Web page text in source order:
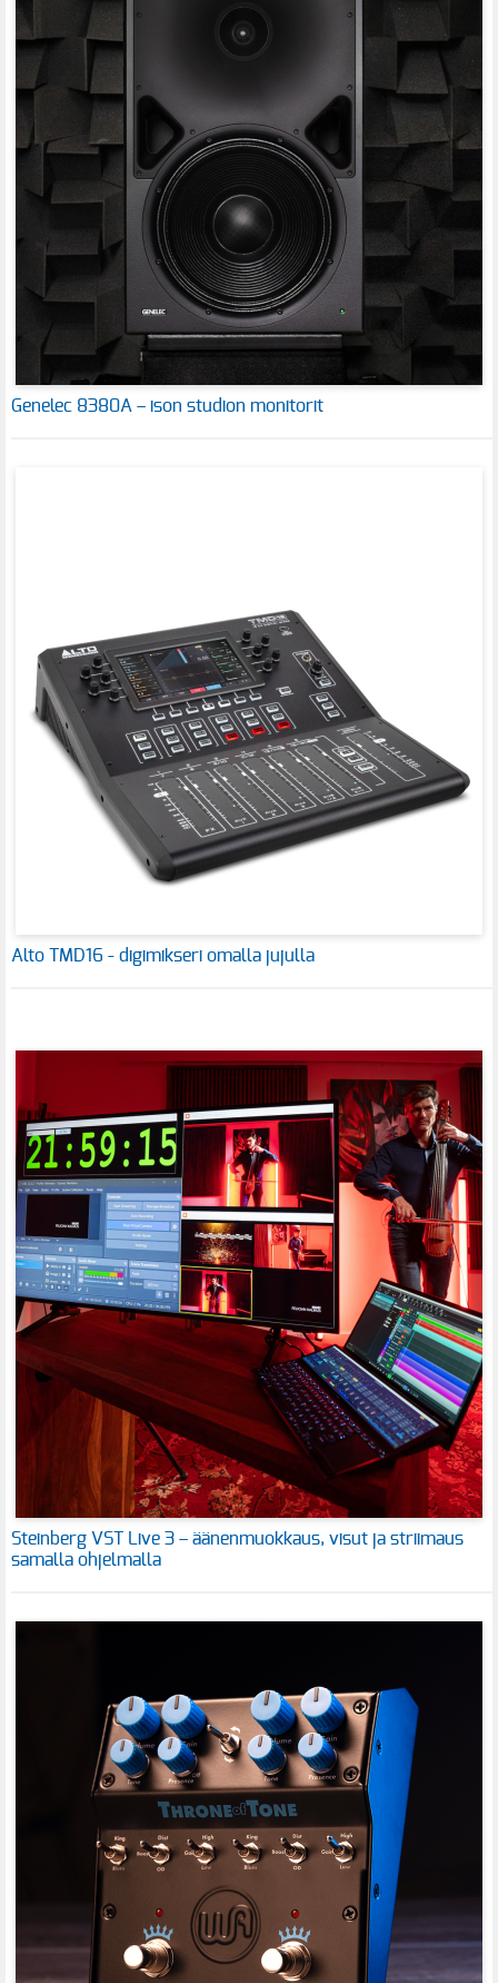
Genelec 8380A – ison studion monitorit
Alto TMD16 - digimikseri omalla jujulla
Steinberg VST Live 3 – äänenmuokkaus, visut ja striimaus
samalla ohjelmalla